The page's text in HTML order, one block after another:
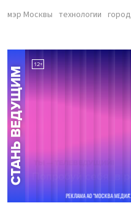
мэр Москвы технологии город